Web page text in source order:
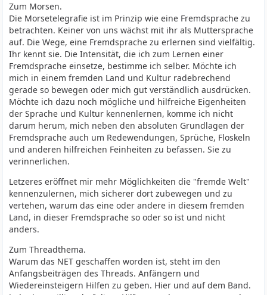
Zum Morsen.
Die Morsetelegrafie ist im Prinzip wie eine Fremdsprache zu
betrachten. Keiner von uns wächst mit ihr als Muttersprache
auf. Die Wege, eine Fremdsprache zu erlernen sind vielfältig.
Ihr kennt sie. Die Intensität, die ich zum Lernen einer
Fremdsprache einsetze, bestimme ich selber. Möchte ich
mich in einem fremden Land und Kultur radebrechend
gerade so bewegen oder mich gut verständlich ausdrücken.
Möchte ich dazu noch mögliche und hilfreiche Eigenheiten
der Sprache und Kultur kennenlernen, komme ich nicht
darum herum, mich neben den absoluten Grundlagen der
Fremdsprache auch um Redewendungen, Sprüche, Floskeln
und anderen hilfreichen Feinheiten zu befassen. Sie zu
verinnerlichen.
Letzeres eröffnet mir mehr Möglichkeiten die "fremde Welt"
kennenzulernen, mich sicherer dort zubewegen und zu
vertehen, warum das eine oder andere in diesem fremden
Land, in dieser Fremdsprache so oder so ist und nicht
anders.
Zum Threadthema.
Warum das NET geschaffen worden ist, steht im den
Anfangsbeiträgen des Threads. Anfängern und
Wiedereinsteigern Hilfen zu geben. Hier und auf dem Band.